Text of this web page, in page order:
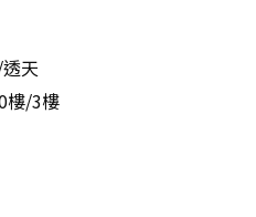
天
樓/3樓